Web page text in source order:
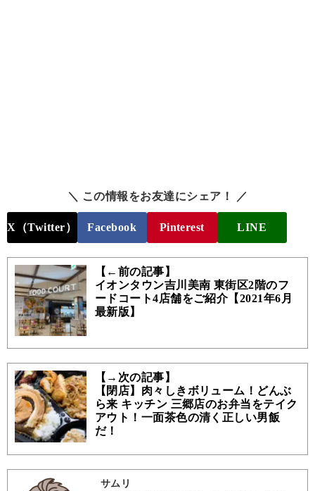
＼ この情報をお友達にシェア！ ／
X（Twitter） Facebook Pinterest LINE
【←前の記事】
イオンタウン吉川美南 東街区2階のフ
ードコート4店舗をご紹介【2021年6月
最新版】
【→次の記事】
【閉店】肉々しきボリューム！どんぶ
ら来 キッチン 三郷店のお弁当をテイク
アウト！一面茶色の清く正しい男飯
だ！
サムリ